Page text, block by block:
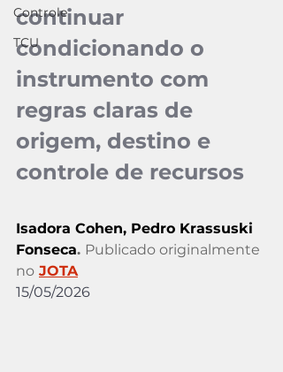
Controle
TCU
continuar
condicionando o
instrumento com
regras claras de
origem, destino e
controle de recursos
Isadora Cohen, Pedro Krassuski
Fonseca. Publicado originalmente
no JOTA
15/05/2026